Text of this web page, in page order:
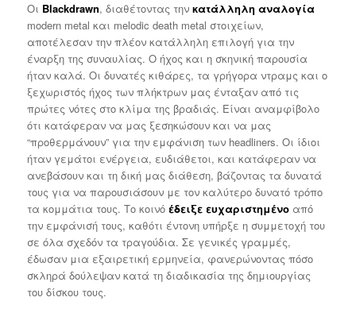
Οι Blackdrawn, διαθέτοντας την κατάλληλη αναλογία
modern metal και melodic death metal στοιχείων,
αποτέλεσαν την πλέον κατάλληλη επιλογή για την
έναρξη της συναυλίας. Ο ήχος και η σκηνική παρουσία
ήταν καλά. Οι δυνατές κιθάρες, τα γρήγορα ντραμς και ο
ξεχωριστός ήχος των πλήκτρων μας ένταξαν από τις
πρώτες νότες στο κλίμα της βραδιάς. Είναι αναμφίβολο
ότι κατάφεραν να μας ξεσηκώσουν και να μας
“προθερμάνουν” για την εμφάνιση των headliners. Οι ίδιοι
ήταν γεμάτοι ενέργεια, ευδιάθετοι, και κατάφεραν να
ανεβάσουν και τη δική μας διάθεση, βάζοντας τα δυνατά
τους για να παρουσιάσουν με τον καλύτερο δυνατό τρόπο
τα κομμάτια τους. Το κοινό έδειξε ευχαριστημένοαπό
την εμφάνισή τους, καθότι έντονη υπήρξε η συμμετοχή του
σε όλα σχεδόν τα τραγούδια. Σε γενικές γραμμές,
έδωσαν μια εξαιρετική ερμηνεία, φανερώνοντας πόσο
σκληρά δούλεψαν κατά τη διαδικασία της δημιουργίας
του δίσκου τους.